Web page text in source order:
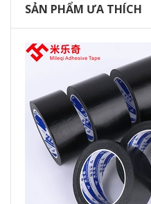
SẢN PHẨM ƯA THÍCH